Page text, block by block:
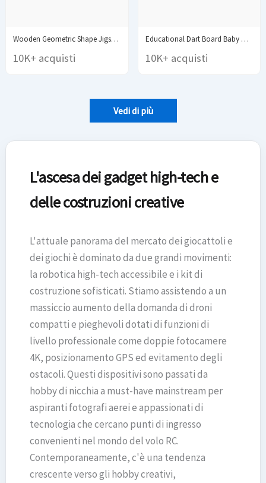
Wooden Geometric Shape Jigsaw Board Puzzles Kids Brain...
10K+ acquisti
Educational Dart Board Baby Dart Indoor Sports Child...
10K+ acquisti
Vedi di più
L'ascesa dei gadget high-tech e
delle costruzioni creative
L'attuale panorama del mercato dei giocattoli e
dei giochi è dominato da due grandi movimenti:
la robotica high-tech accessibile e i kit di
costruzione sofisticati. Stiamo assistendo a un
massiccio aumento della domanda di droni
compatti e pieghevoli dotati di funzioni di
livello professionale come doppie fotocamere
4K, posizionamento GPS ed evitamento degli
ostacoli. Questi dispositivi sono passati da
hobby di nicchia a must-have mainstream per
aspiranti fotografi aerei e appassionati di
tecnologia che cercano punti di ingresso
convenienti nel mondo del volo RC.
Contemporaneamente, c'è una tendenza
crescente verso gli hobby creativi,